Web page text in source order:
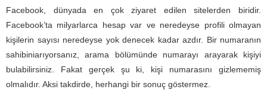
Facebook, dünyada en çok ziyaret edilen sitelerden biridir.
Facebook’ta milyarlarca hesap var ve neredeyse profili olmayan
kişilerin sayısı neredeyse yok denecek kadar azdır. Bir numaranın
sahibiniarıyorsanız, arama bölümünde numarayı arayarak kişiyi
bulabilirsiniz. Fakat gerçek şu ki, kişi numarasını gizlememiş
olmalıdır. Aksi takdirde, herhangi bir sonuç göstermez.